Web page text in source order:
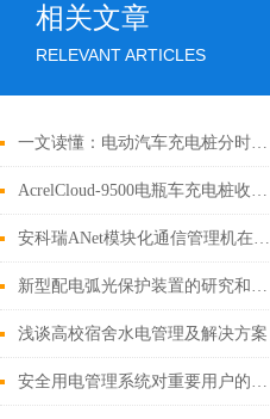
相关文章
RELEVANT ARTICLES
一文读懂：电动汽车充电桩分时电价机制及充电桩收费运营系统
AcrelCloud-9500电瓶车充电桩收费平台在苏州市某小区的应用
安科瑞ANet模块化通信管理机在北京项目的应用
新型配电弧光保护装置的研究和应用探讨
浅谈高校宿舍水电管理及解决方案
安全用电管理系统对重要用户的安全管理